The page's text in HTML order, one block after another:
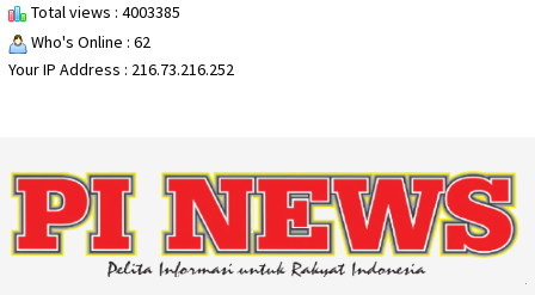
Total views : 4003385
Who's Online : 62
Your IP Address : 216.73.216.252